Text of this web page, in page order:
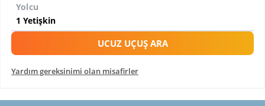
Yolcu
UCUZ UÇUŞ ARA
Yardım gereksinimi olan misafirler